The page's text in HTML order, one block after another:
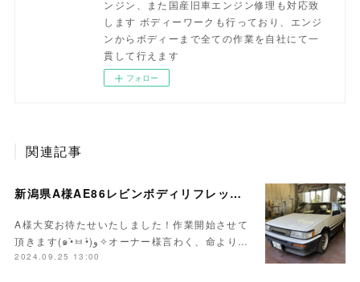
ンジン、また国産旧車エンジン修理も対応致
します ボディーワークも行っており、エンジ
ンからボディーまで全ての作業を自社にて一
貫して行えます
フォロー
関連記事
新潟県A様AE86レビンボディリフレッシュ作業開始！！
A様大変お待たせいたしました！作業開始させて
頂きます(๑•̀ㅂ•́)و✧オーナー様言わく、命より…
2024.09.25 13:00